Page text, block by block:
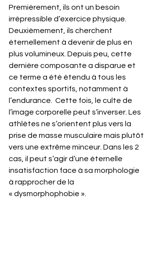
Premièrement, ils ont un besoin
irrépressible d’exercice physique.
Deuxièmement, ils cherchent
éternellement à devenir de plus en
plus volumineux. Depuis peu, cette
dernière composante a disparue et
ce terme a été étendu à tous les
contextes sportifs, notamment à
l’endurance.  Cette fois, le culte de
l’image corporelle peut s’inverser. Les
athlètes ne s’orientent plus vers la
prise de masse musculaire mais plutôt
vers une extrême minceur. Dans les 2
cas, il peut s’agir d’une éternelle
insatisfaction face à sa morphologie
à rapprocher de la
« dysmorphophobie ».